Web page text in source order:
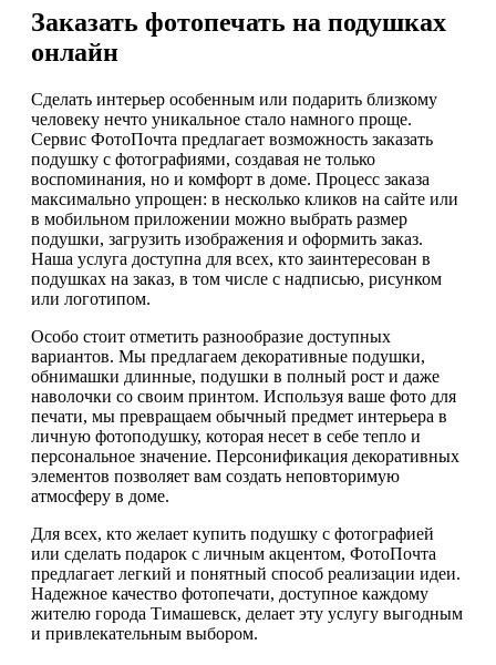
Заказать фотопечать на подушках
онлайн
Сделать интерьер особенным или подарить близкому
человеку нечто уникальное стало намного проще.
Сервис ФотоПочта предлагает возможность заказать
подушку с фотографиями, создавая не только
воспоминания, но и комфорт в доме. Процесс заказа
максимально упрощен: в несколько кликов на сайте или
в мобильном приложении можно выбрать размер
подушки, загрузить изображения и оформить заказ.
Наша услуга доступна для всех, кто заинтересован в
подушках на заказ, в том числе с надписью, рисунком
или логотипом.
Особо стоит отметить разнообразие доступных
вариантов. Мы предлагаем декоративные подушки,
обнимашки длинные, подушки в полный рост и даже
наволочки со своим принтом. Используя ваше фото для
печати, мы превращаем обычный предмет интерьера в
личную фотоподушку, которая несет в себе тепло и
персональное значение. Персонификация декоративных
элементов позволяет вам создать неповторимую
атмосферу в доме.
Для всех, кто желает купить подушку с фотографией
или сделать подарок с личным акцентом, ФотоПочта
предлагает легкий и понятный способ реализации идеи.
Надежное качество фотопечати, доступное каждому
жителю города Тимашевск, делает эту услугу выгодным
и привлекательным выбором.